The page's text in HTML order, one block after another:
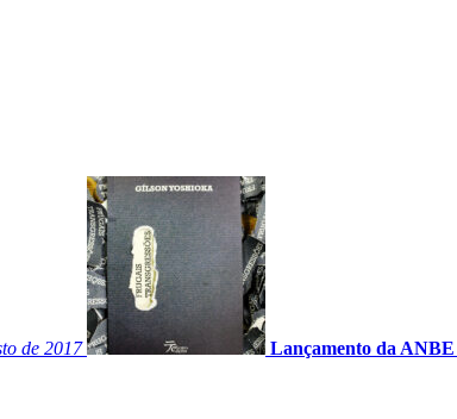
de 2017 Lançamento da